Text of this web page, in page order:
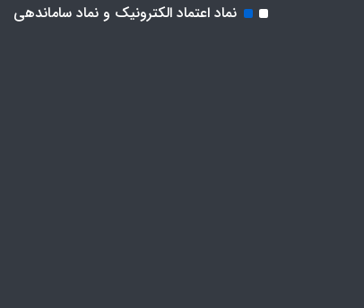
نماد اعتماد الکترونیک و نماد ساماندهی